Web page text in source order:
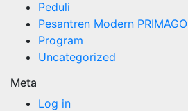
Peduli
Pesantren Modern PRIMAGO
Program
Uncategorized
Meta
Log in